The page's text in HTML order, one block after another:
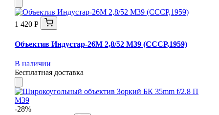
1 420 Р
Объектив Индустар-26М 2,8/52 М39 (СССР,1959)
В наличии
Бесплатная доставка
-28%